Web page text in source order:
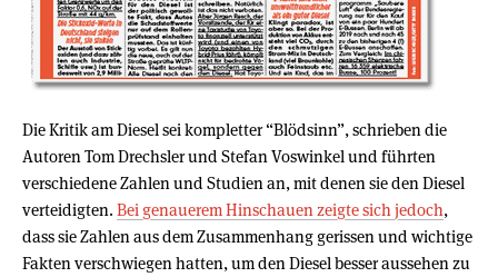
Die Kritik am Diesel sei kompletter “Blödsinn”, schrieben die
Autoren Tom Drechsler und Stefan Voswinkel und führten
verschiedene Zahlen und Studien an, mit denen sie den Diesel
verteidigten. Bei genauerem Hinschauen zeigte sich jedoch,
dass sie Zahlen aus dem Zusammenhang gerissen und wichtige
Fakten verschwiegen hatten, um den Diesel besser aussehen zu